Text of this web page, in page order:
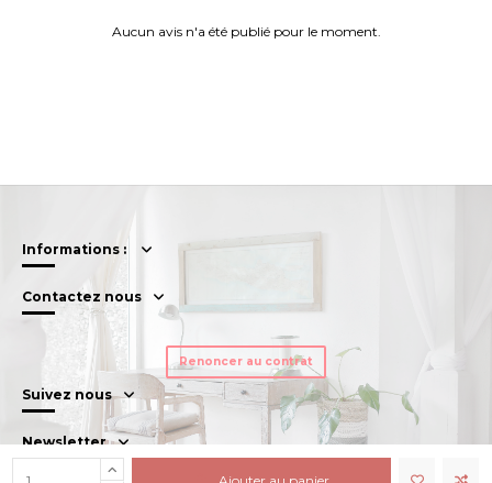
Aucun avis n'a été publié pour le moment.
Informations :
Contactez nous
Renoncer au contrat
Suivez nous
Newsletter